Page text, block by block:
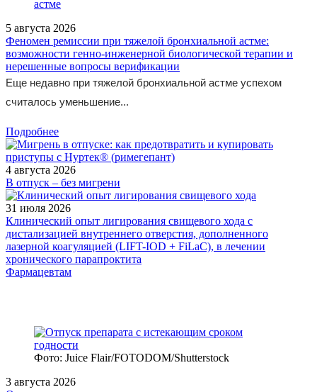
5 августа 2026
Феномен ремиссии при тяжелой бронхиальной астме:
возможности генно-инженерной биологической терапии и
нерешенные вопросы верификации
Еще недавно при тяжелой бронхиальной астме успехом
считалось уменьшение...
Подробнее
4 августа 2026
В отпуск – без мигрени
31 июля 2026
Клинический опыт лигирования свищевого хода с
дистализацией внутреннего отверстия, дополненного
лазерной коагуляцией (LIFT-IOD + FiLaC), в лечении
хронического парапроктита
Фармацевтам
Фото: Juice Flair/FOTODOM/Shutterstoсk
3 августа 2026